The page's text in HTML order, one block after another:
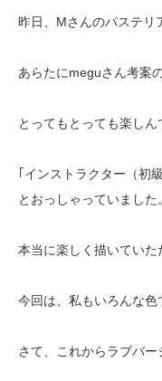
昨日、Mさんのパステリ
あらたにmeguさん考案
とってもとっても楽し
｢インストラクター（初
とおっしゃっていました。
本当に楽しく描いていた
今回は、私もいろんな色
さて、これからラブバー